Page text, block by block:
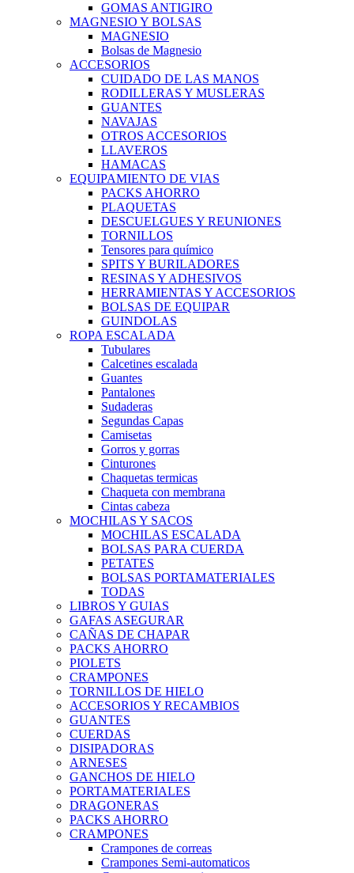
GOMAS ANTIGIRO
MAGNESIO Y BOLSAS
MAGNESIO
Bolsas de Magnesio
ACCESORIOS
CUIDADO DE LAS MANOS
RODILLERAS Y MUSLERAS
GUANTES
NAVAJAS
OTROS ACCESORIOS
LLAVEROS
HAMACAS
EQUIPAMIENTO DE VIAS
PACKS AHORRO
PLAQUETAS
DESCUELGUES Y REUNIONES
TORNILLOS
Tensores para químico
SPITS Y BURILADORES
RESINAS Y ADHESIVOS
HERRAMIENTAS Y ACCESORIOS
BOLSAS DE EQUIPAR
GUINDOLAS
ROPA ESCALADA
Tubulares
Calcetines escalada
Guantes
Pantalones
Sudaderas
Segundas Capas
Camisetas
Gorros y gorras
Cinturones
Chaquetas termicas
Chaqueta con membrana
Cintas cabeza
MOCHILAS Y SACOS
MOCHILAS ESCALADA
BOLSAS PARA CUERDA
PETATES
BOLSAS PORTAMATERIALES
TODAS
LIBROS Y GUIAS
GAFAS ASEGURAR
CAÑAS DE CHAPAR
PACKS AHORRO
PIOLETS
CRAMPONES
TORNILLOS DE HIELO
ACCESORIOS Y RECAMBIOS
GUANTES
CUERDAS
DISIPADORAS
ARNESES
GANCHOS DE HIELO
PORTAMATERIALES
DRAGONERAS
PACKS AHORRO
CRAMPONES
Crampones de correas
Crampones Semi-automaticos